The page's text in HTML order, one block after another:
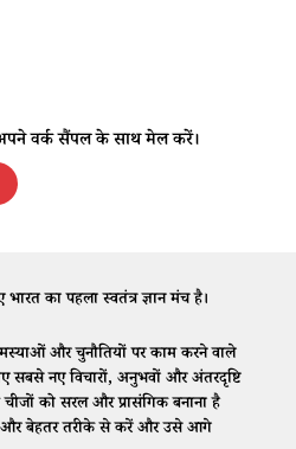
वर्क सैंपल के साथ मेल करें।
का पहला स्वतंत्र ज्ञान मंच है।
और चुनौतियों पर काम करने वाले
सबसे नए विचारों, अनुभवों और अंतरदृष्टि
को सरल और प्रासंगिक बनाना है
बेहतर तरीके से करें और उसे आगे